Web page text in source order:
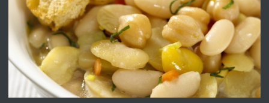
ПРЕДЛАГА Давам гараж под наем
преди 2 дни
ПРЕДЛАГА
№4120 Магазин/Офис под наем в кв.